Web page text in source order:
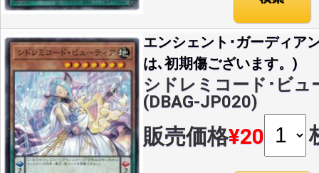
エンシェント･ガーディア
は､初期傷ございます。)
シドレミコード･ビュ
(DBAG-JP020)
販売価格¥20